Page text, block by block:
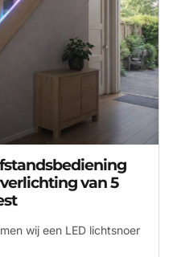
van 5
wij een LED lichtsnoer